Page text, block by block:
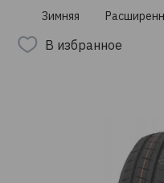
Зимняя
В избранное